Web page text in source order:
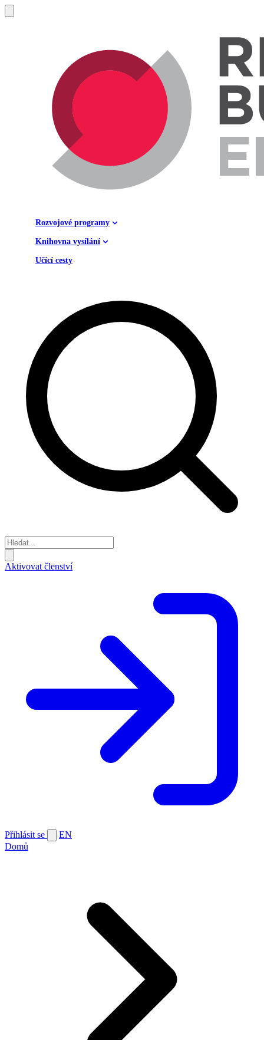
Rozvojové programy
Knihovna vysílání
Učící cesty
Aktivovat členství
Přihlásit se
EN
Domů